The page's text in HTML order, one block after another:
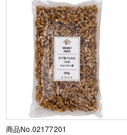
商品No.02177201